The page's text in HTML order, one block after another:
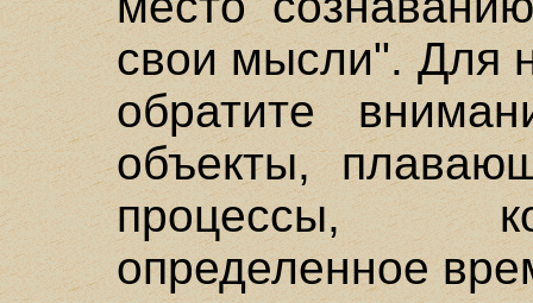
свои мысли". Для
обратите
объекты,
процессы,
определенное